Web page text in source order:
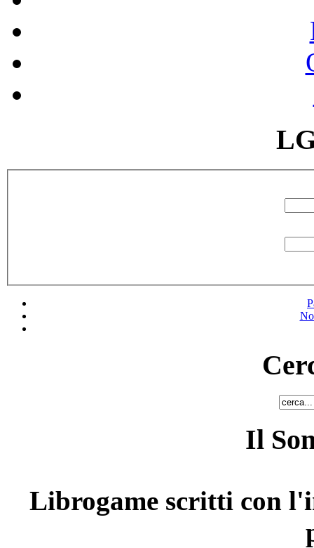
Il
Librogame scritti con